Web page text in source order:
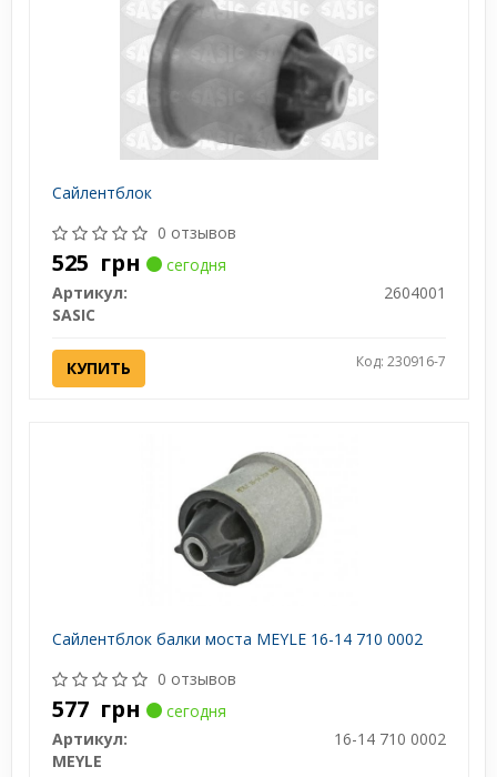
Сайлентблок
0 отзывов
525 грн
сегодня
Артикул:
2604001
SASIC
КУПИТЬ Код: 230916-7
Сайлентблок балки моста MEYLE 16-14 710 0002
0 отзывов
577 грн
сегодня
Артикул:
16-14 710 0002
MEYLE